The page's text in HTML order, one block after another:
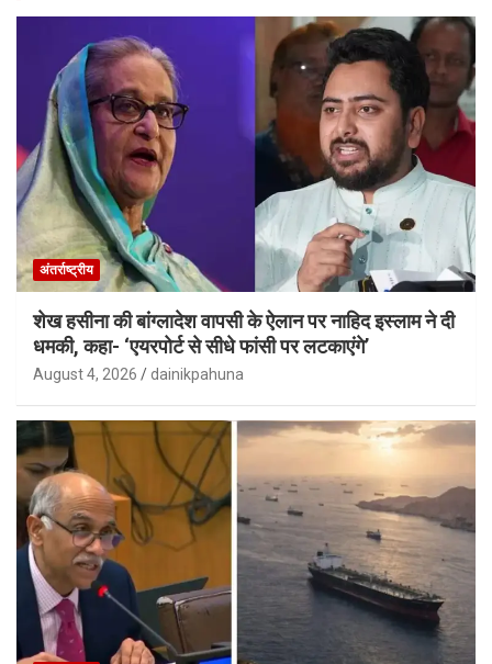
अंतर्राष्ट्रीय
शेख हसीना की बांग्लादेश वापसी के ऐलान पर नाहिद इस्लाम ने दी
धमकी, कहा- ‘एयरपोर्ट से सीधे फांसी पर लटकाएंगे’
August 4, 2026 dainikpahuna